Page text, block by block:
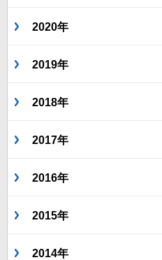
2020年
2019年
2018年
2017年
2016年
2015年
2014年